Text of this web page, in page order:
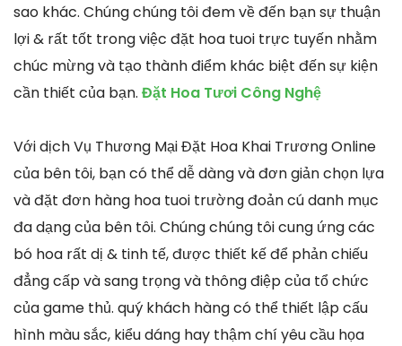
sao khác. Chúng chúng tôi đem về đến bạn sự thuận
lợi & rất tốt trong việc đặt hoa tuoi trực tuyến nhằm
chúc mừng và tạo thành điểm khác biệt đến sự kiện
cần thiết của bạn. Đặt Hoa Tươi Công Nghệ
Với dịch Vụ Thương Mại Đặt Hoa Khai Trương Online
của bên tôi, bạn có thể dễ dàng và đơn giản chọn lựa
và đặt đơn hàng hoa tuoi trường đoản cú danh mục
đa dạng của bên tôi. Chúng chúng tôi cung ứng các
bó hoa rất dị & tinh tế, được thiết kế để phản chiếu
đẳng cấp và sang trọng và thông điệp của tổ chức
của game thủ. quý khách hàng có thể thiết lập cấu
hình màu sắc, kiểu dáng hay thậm chí yêu cầu họa